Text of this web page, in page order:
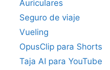
Auriculares
Seguro de viaje
Vueling
OpusClip para Shorts
Taja AI para YouTube